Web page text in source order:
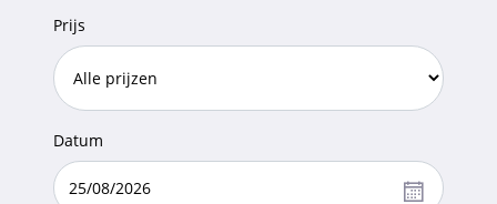
Prijs
Datum